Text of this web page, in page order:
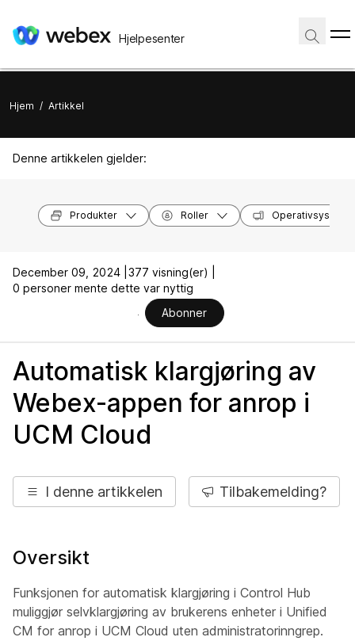
Hjelpesenter
Hjem / Artikkel
Denne artikkelen gjelder:
Produkter Roller
December 09, 2024 | 377 visning(er) |
0 personer mente dette var nyttig
Abonner
Automatisk klargjøring av
Webex-appen for anrop i
UCM Cloud
I denne artikkelen Tilbakemelding?
Oversikt
Funksjonen for automatisk klargjøring i Control Hub
muliggjør selvklargjøring av brukerens enheter i Unified
CM for anrop i UCM Cloud uten administratorinngrep.